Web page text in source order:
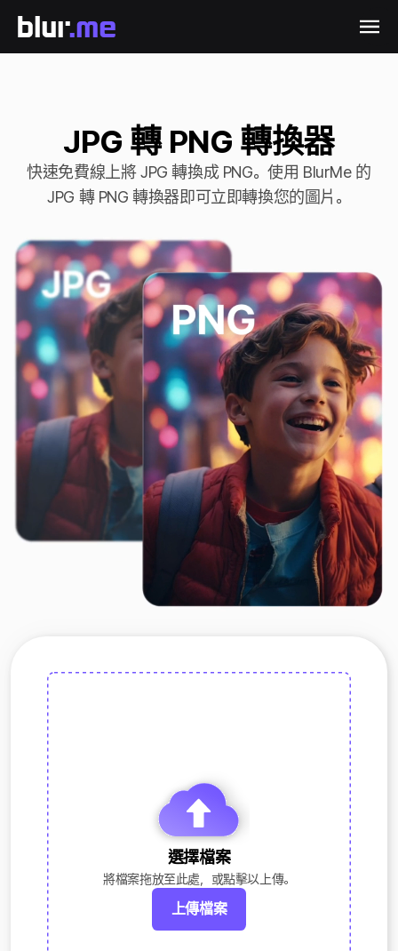
JPG 轉 PNG 轉換器
快速免費線上將 JPG 轉換成 PNG。使用 BlurMe 的
JPG 轉 PNG 轉換器即可立即轉換您的圖片。
選擇檔案
將檔案拖放至此處，或點擊以上傳。
上傳檔案